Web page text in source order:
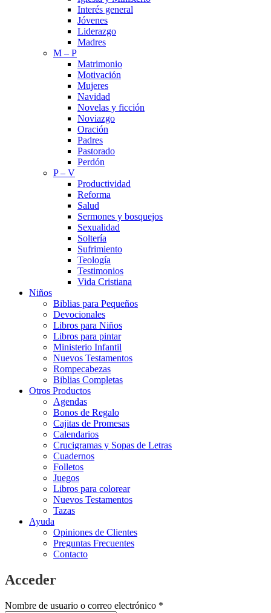
Interés general
Jóvenes
Liderazgo
Madres
M – P
Matrimonio
Motivación
Mujeres
Navidad
Novelas y ficción
Noviazgo
Oración
Padres
Pastorado
Perdón
P – V
Productividad
Reforma
Salud
Sermones y bosquejos
Sexualidad
Soltería
Sufrimiento
Teología
Testimonios
Vida Cristiana
Niños
Biblias para Pequeños
Devocionales
Libros para Niños
Libros para pintar
Ministerio Infantil
Nuevos Testamentos
Rompecabezas
Biblias Completas
Otros Productos
Agendas
Bonos de Regalo
Cajitas de Promesas
Calendarios
Crucigramas y Sopas de Letras
Cuadernos
Folletos
Juegos
Libros para colorear
Nuevos Testamentos
Tazas
Ayuda
Opiniones de Clientes
Preguntas Frecuentes
Contacto
Acceder
Nombre de usuario o correo electrónico *